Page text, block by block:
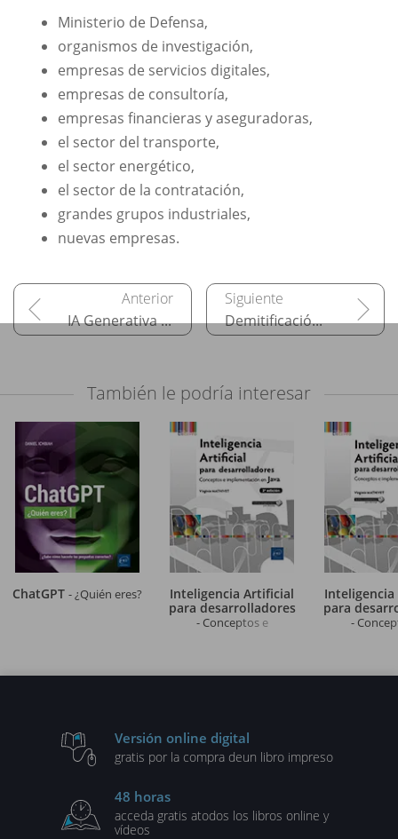
Ministerio de Defensa,
organismos de investigación,
empresas de servicios digitales,
empresas de consultoría,
empresas financieras y aseguradoras,
el sector del transporte,
el sector energético,
el sector de la contratación,
grandes grupos industriales,
nuevas empresas.
IA Generativa de OpenAI: ChatGPT Demitificación de las matemáticas en la IA
También le podría interesar
ChatGPT - ¿Quién eres?
Inteligencia Artificial
para desarrolladores
- Conceptos e
para
-
Versión online digital
gratis por la compra deun libro impreso
48 horas
acceda gratis atodos los libros online y
vídeos